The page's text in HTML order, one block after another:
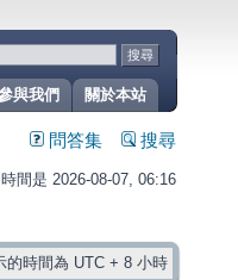
關於本站
與我們
問答集 搜尋
間是 2026-08-07, 06:16
的時間為 UTC + 8 小時